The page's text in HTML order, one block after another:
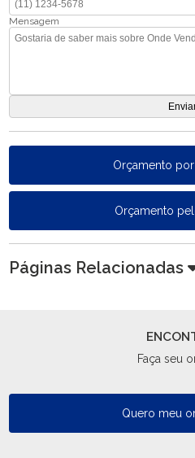
Mensagem
Orçamento
Orçamento
Páginas Relacionadas
Faça seu
Quero meu